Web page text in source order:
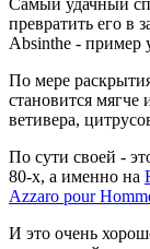
Самый удачный
превратить его в
Absinthe - пример
По мере
становится мягче
ветивера,
По сути своей -
80-х, а именно на
Azzaro pour
И это очень